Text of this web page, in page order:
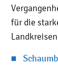
für die
Landkreisen